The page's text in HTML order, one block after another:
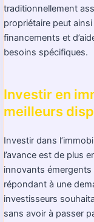
traditionnellement
propriétaire peut
financements et
besoins spécifiques.
Investir en
meilleurs
Investir dans
l’avance est de plus
innovants
répondant à une
investisseurs
sans avoir à passer